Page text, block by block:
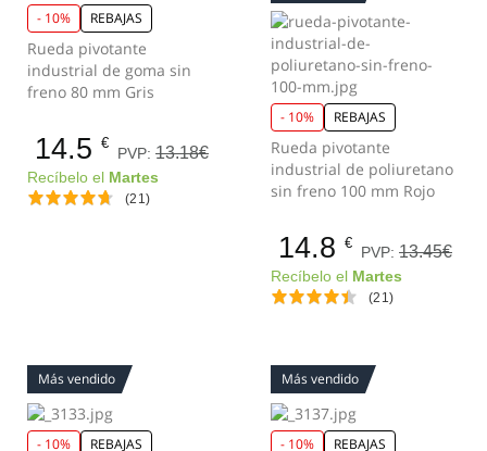
- 10% REBAJAS
Rueda pivotante
industrial de goma sin
freno 80 mm Gris
14.5 €
PVP: 13.18€
Recíbelo el Martes
(21)
- 10% REBAJAS
Rueda pivotante
industrial de poliuretano
sin freno 100 mm Rojo
14.8 €
PVP: 13.45€
Recíbelo el Martes
(21)
Más vendido
- 10% REBAJAS
Más vendido
- 10% REBAJAS